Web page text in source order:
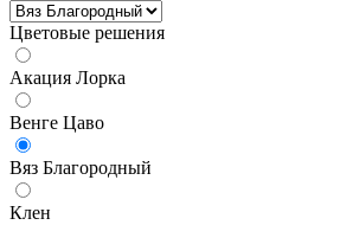
Цветовые решения
Акация Лорка
Венге Цаво
Вяз Благородный
Клен